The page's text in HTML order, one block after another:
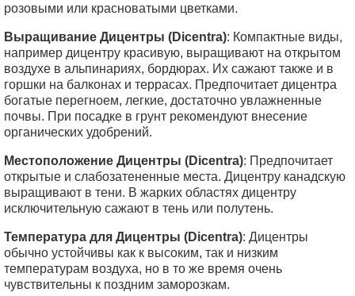
розовыми или красноватыми цветками.
Выращивание Дицентры (Dicentra): Компактные виды,
например дицентру красивую, выращивают на открытом
воздухе в альпинариях, бордюрах. Их сажают также и в
горшки на балконах и террасах. Предпочитает дицентра
богатые перегноем, легкие, достаточно увлажненные
почвы. При посадке в грунт рекомендуют внесение
органических удобрений.
Местоположение Дицентры (Dicentra): Предпочитает
открытые и слабозатененные места. Дицентру канадскую
выращивают в тени. В жарких областях дицентру
исключительную сажают в тень или полутень.
Температура для Дицентры (Dicentra): Дицентры
обычно устойчивы как к высоким, так и низким
температурам воздуха, но в то же время очень
чувствительны к поздним заморозкам.